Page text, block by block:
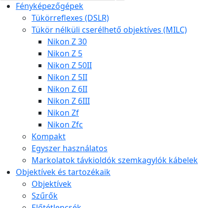
Fényképezőgépek
Tükörreflexes (DSLR)
Tükör nélküli cserélhető objektíves (MILC)
Nikon Z 30
Nikon Z 5
Nikon Z 50II
Nikon Z 5II
Nikon Z 6II
Nikon Z 6III
Nikon Zf
Nikon Zfc
Kompakt
Egyszer használatos
Markolatok távkioldók szemkagylók kábelek
Objektívek és tartozékaik
Objektívek
Szűrők